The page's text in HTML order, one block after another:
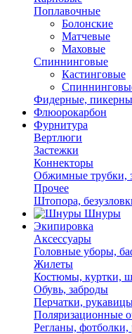
Поплавочные
Болонские
Матчевые
Маховые
Спиннинговые
Кастинговые
Фидерные,
Флюорокарбон
Фурнитура
Вертлюги
Застежки
Коннекторы
Обжимные трубки,
Прочее
Штопора,
Шнуры
Экипировка
Аксессуары
Головные уборы,
Жилеты
Костюмы, куртки,
Обувь, заброды
Перчатки,
Поляризационные
Регланы,